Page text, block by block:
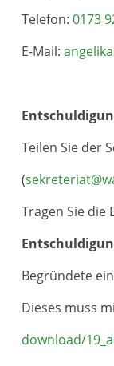
Telefon: 0173
E-Mail:
Teilen Sie der
(
Tragen Sie
Begründete
Dieses muss
download/